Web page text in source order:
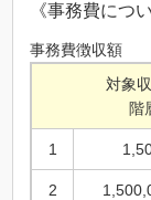
《事務費につ
事務費徴収額
対象
階
1
2